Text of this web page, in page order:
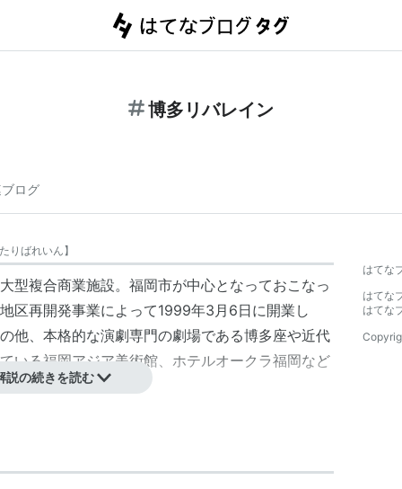
博多リバレイン
ログ
りばれいん】
型複合商業施設。福岡市が中心となっておこなっ
区再開発事業によって1999年3月6日に開業し
他、本格的な演劇専門の劇場である博多座や近代
いる福岡アジア美術館、ホテルオークラ福岡など
説の続きを読む
はてな
はてな
はてな